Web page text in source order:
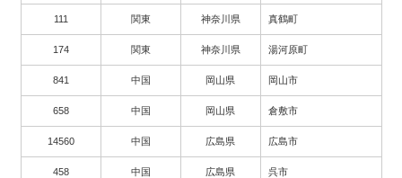
111 関東 神奈川県 真鶴町
174 関東 神奈川県 湯河原町
841 中国 岡山県 岡山市
658 中国 岡山県 倉敷市
14560 中国 広島県 広島市
458 中国 広島県 呉市